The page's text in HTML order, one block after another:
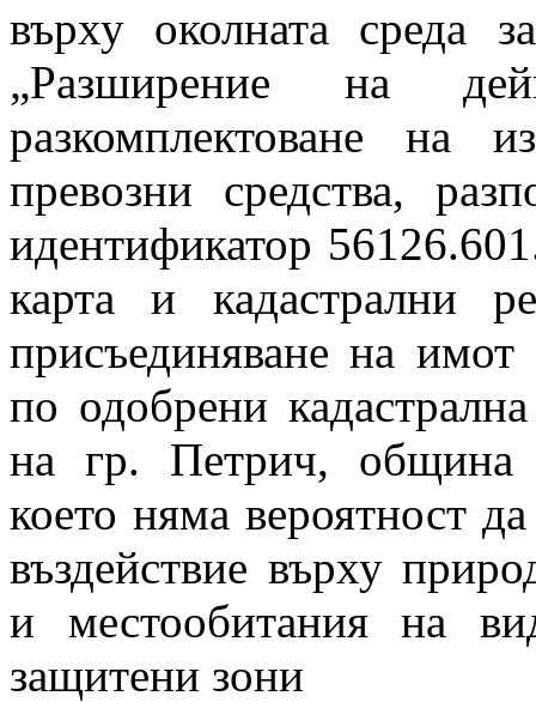
върху околната среда
„Разширение на
разкомплектоване на
превозни средства,
идентификатор
карта и кадастрални
присъединяване на
по одобрени
на гр. Петрич, община
което няма вероятност
въздействие върху
и местообитания на
защитени зони